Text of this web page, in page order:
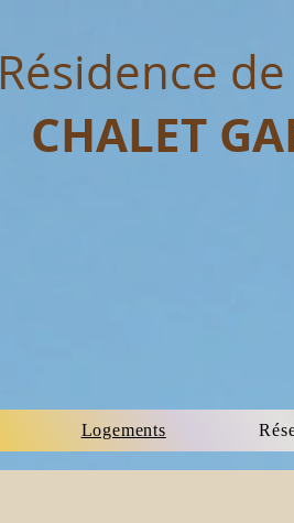
Résidence
CHALET
Logements